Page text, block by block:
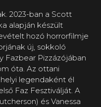
2023-ban a Scott
alapján készült
hozó horrorfilmje
új, sokkoló
Fazbear Pizzázójában
óta. Az ottani
legendaként él
Faz Fesztiválját. A
és Vanessa